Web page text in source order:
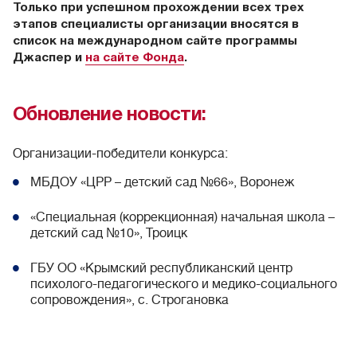
Только при успешном прохождении всех трех
этапов специалисты организации вносятся в
список на международном сайте программы
Джаспер и на сайте Фонда.
Обновление новости:
Организации-победители конкурса:
МБДОУ «ЦРР – детский сад №66», Воронеж
«Специальная (коррекционная) начальная школа –
детский сад №10», Троицк
ГБУ ОО «Крымский республиканский центр
психолого-педагогического и медико-социального
сопровождения», с. Строгановка